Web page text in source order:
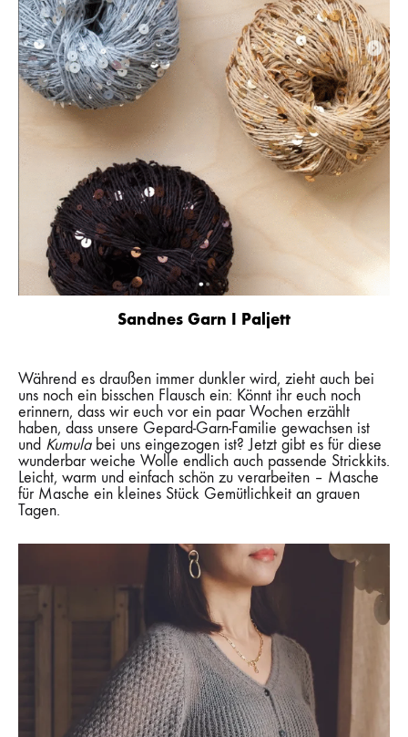
Sandnes Garn I Paljett
Während es draußen immer dunkler wird, zieht auch bei
uns noch ein bisschen Flausch ein: Könnt ihr euch noch
erinnern, dass wir euch vor ein paar Wochen erzählt
haben, dass unsere Gepard-Garn-Familie gewachsen ist
und Kumulabei uns eingezogen ist? Jetzt gibt es für diese
wunderbar weiche Wolle endlich auch passende Strickkits.
Leicht, warm und einfach schön zu verarbeiten – Masche
für Masche ein kleines Stück Gemütlichkeit an grauen
Tagen.